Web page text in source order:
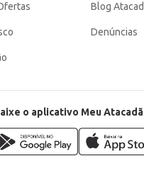
Blog
Denúncias
o aplicativo Meu